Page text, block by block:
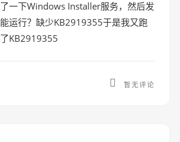
一下Windows Installer服务，然后发
运行？缺少KB2919355于是我又跑
KB2919355
暂无评论